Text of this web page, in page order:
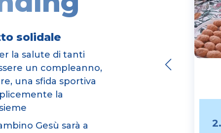
solidale
la salute di tanti
un compleanno,
una sfida sportiva
la
Gesù sarà a